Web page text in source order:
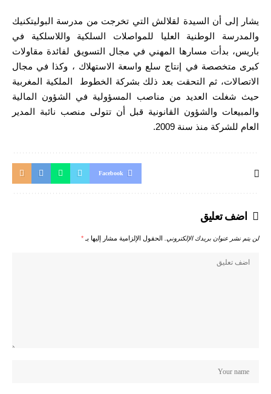
يشار إلى أن السيدة لقلالش التي تخرجت من مدرسة البوليتكنيك
والمدرسة الوطنية العليا للمواصلات السلكية واللاسلكية في
باريس، بدأت مسارها المهني في مجال التسويق لفائدة مقاولات
كبرى متخصصة في إنتاج سلع واسعة الاستهلاك ، وكذا في مجال
الاتصالات، ثم التحقت بعد ذلك بشركة الخطوط الملكية المغربية
حيث شغلت العديد من مناصب المسؤولية في الشؤون المالية
والمبيعات والشؤون القانونية قبل أن تتولى منصب نائبة المدير
العام للشركة منذ سنة 2009.
Facebook
اضف تعليق
لن يتم نشر عنوان بريدك الإلكتروني. الحقول الإلزامية مشار إليها بـ*